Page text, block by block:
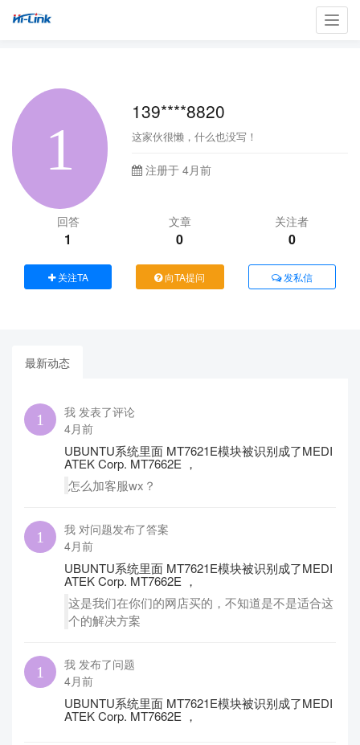
139****8820
这家伙很懒，什么也没写！
注册于 4月前
回答
1
文章
0
关注者
0
关注TA 向TA提问 发私信
最新动态
我 发表了评论
4月前
UBUNTU系统里面 MT7621E模块被识别成了MEDI
ATEK Corp. MT7662E ，
怎么加客服wx？
我 对问题发布了答案
4月前
UBUNTU系统里面 MT7621E模块被识别成了MEDI
ATEK Corp. MT7662E ，
这是我们在你们的网店买的，不知道是不是适合这
个的解决方案
我 发布了问题
4月前
UBUNTU系统里面 MT7621E模块被识别成了MEDI
ATEK Corp. MT7662E ，